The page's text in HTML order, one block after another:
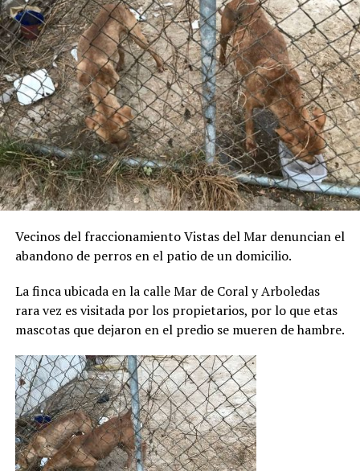
Vecinos del fraccionamiento Vistas del Mar denuncian el
abandono de perros en el patio de un domicilio.
La finca ubicada en la calle Mar de Coral y Arboledas
rara vez es visitada por los propietarios, por lo que etas
mascotas que dejaron en el predio se mueren de hambre.